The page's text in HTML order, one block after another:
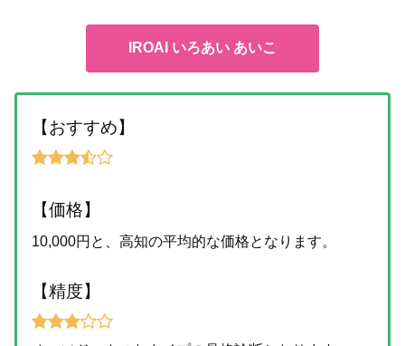
IROAI いろあい あいこ
【おすすめ】
【価格】
10,000円と、高知の平均的な価格となります。
【精度】